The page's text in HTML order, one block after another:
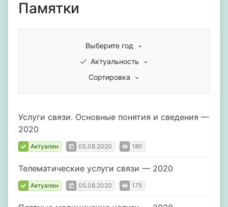
Памятки
Выберите год
Актуальность
Сортировка
Услуги связи. Основные понятия и сведения —
2020
Актуален 05.08.2020 180
Телематические услуги связи — 2020
Актуален 05.08.2020 175